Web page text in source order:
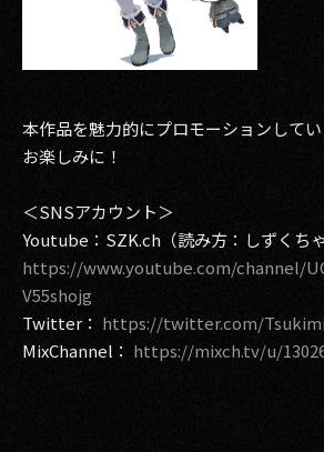
本作品を魅力的にプロモーションしてい
お楽しみに！
＜SNSアカウント＞
Youtube：SZK.ch（読み方：しずくちゃ
https://www.youtube.com/channel/
V55shojg
Twitter： https://twitter.com/
MixChannel： https://mixch.tv/u/